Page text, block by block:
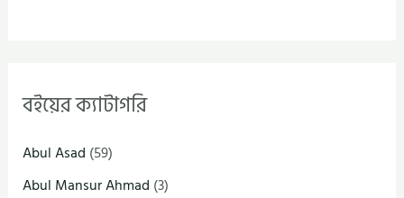
বইয়ের ক্যাটাগরি
Abul Asad (59)
Abul Mansur Ahmad (3)